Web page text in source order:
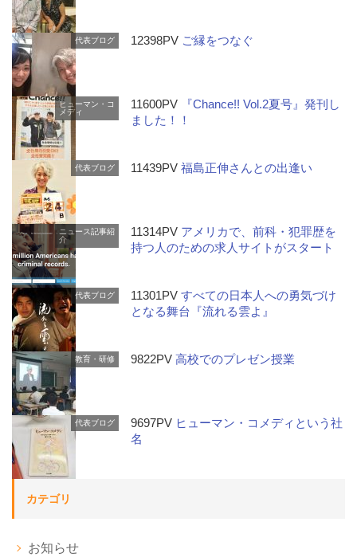
代表ブログ 12398PV ご縁をつなぐ
ヒューマン・コ
メディ
11600PV
『Chance!! Vol.2夏号』発刊し
ました！！
代表ブログ 11439PV福島正伸さんとの出逢い
ニュース記事紹
介
11314PV アメリカで、前科・犯罪歴を
持つ人のための求人サイトがスタート
代表ブログ 11301PVすべての日本人への勇気づけ
となる舞台『流れる雲よ』
教育・研修 9822PV高校でのプレゼン授業
代表ブログ 9697PV ヒューマン・コメディという社
名
カテゴリ
お知らせ